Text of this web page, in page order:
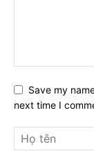
Save my
next time I